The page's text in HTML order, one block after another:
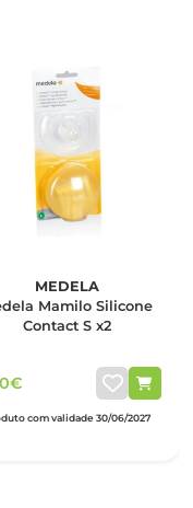
MEDELA
Mamilo Silicone
Contact S x2
com validade 30/06/2027